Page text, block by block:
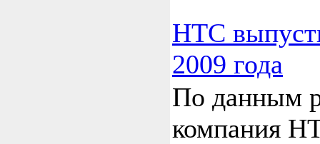
HTC
2009 года
По данным
компания